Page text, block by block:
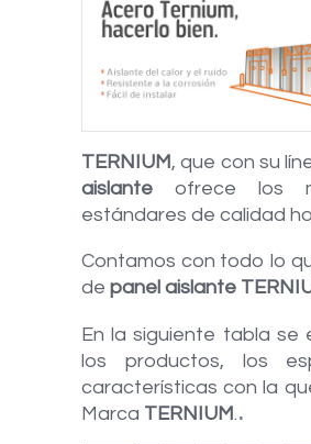
TERNIUM, que con su
aislante ofrece los
estándares de calidad
Contamos con todo lo
de panel aislante
En la siguiente tabla se
los productos, los
características con la
Marca TERNIUM..